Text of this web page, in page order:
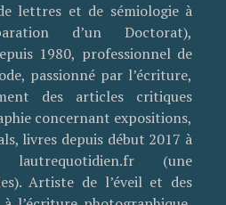
lettres et de sémiologie à
d’un Doctorat),
1980, professionnel de
passionné par l’écriture,
des articles critiques
concernant expositions,
livres depuis début 2017 à
(une
Artiste de l’éveil et des